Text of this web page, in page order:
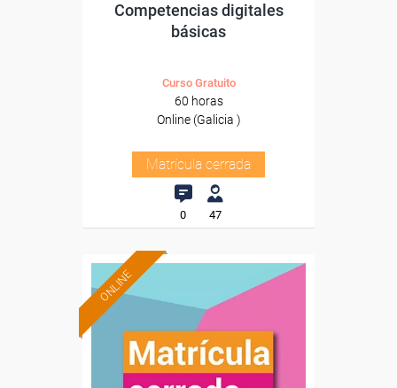
Competencias digitales
básicas
Curso Gratuito
60 horas
Online (Galicia )
Matrícula cerrada
0 47
ONLINE